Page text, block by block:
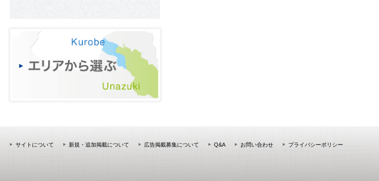
サイトについて 新規・追加掲載について 広告掲載募集について Q&A お問い合わせ プライバシーポリシー